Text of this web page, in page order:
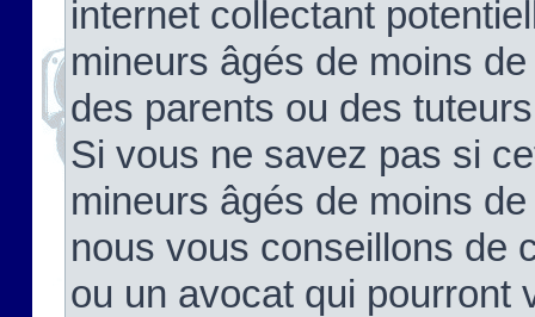
internet collectant
mineurs âgés de moins
des parents ou des
Si vous ne savez pas si
mineurs âgés de moins
nous vous conseillons de
ou un avocat qui pourront